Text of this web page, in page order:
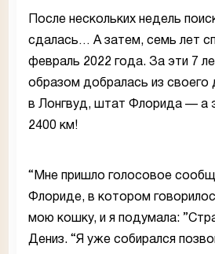
После нескольких недель
сдалась… А затем, семь лет
февраль 2022 года. За эти 7
образом добралась из
в Лонгвуд, штат Флорида — а
2400 км!
“Мне пришло голосовое
Флориде, в котором
мою кошку, и я подумала:
Дениз. “Я уже собирался